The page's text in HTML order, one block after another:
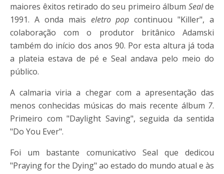
maiores êxitos retirado do seu primeiro álbum Sealde
1991. A onda mais eletro pop continuou "Killer", a
colaboração com o produtor britânico Adamski
também do início dos anos 90. Por esta altura já toda
a plateia estava de pé e Seal andava pelo meio do
público.
A calmaria viria a chegar com a apresentação das
menos conhecidas músicas do mais recente álbum 7.
Primeiro com "Daylight Saving", seguida da sentida
"Do You Ever".
Foi um bastante comunicativo Seal que dedicou
"Praying for the Dying" ao estado do mundo atual e às